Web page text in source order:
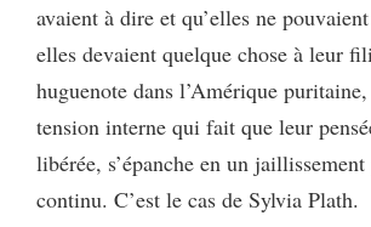
avaient à dire et qu’elles ne
elles devaient quelque chose à leur
huguenote dans l’Amérique
tension interne qui fait que leur
libérée, s’épanche en un
continu. C’est le cas de Sylvia Plath.